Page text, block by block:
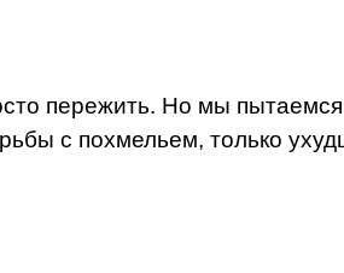
пережить. Но мы
с похмельем, только